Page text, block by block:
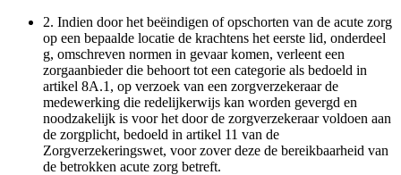
2. Indien door het beëindigen of opschorten van de acute zorg
op een bepaalde locatie de krachtens het eerste lid, onderdeel
g, omschreven normen in gevaar komen, verleent een
zorgaanbieder die behoort tot een categorie als bedoeld in
artikel 8A.1, op verzoek van een zorgverzekeraar de
medewerking die redelijkerwijs kan worden gevergd en
noodzakelijk is voor het door de zorgverzekeraar voldoen aan
de zorgplicht, bedoeld in artikel 11 van de
Zorgverzekeringswet, voor zover deze de bereikbaarheid van
de betrokken acute zorg betreft.